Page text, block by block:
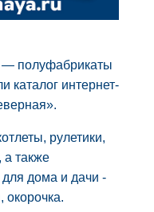
— полуфабрикаты
каталог интернет-
рулетики,
также
дома и дачи -
окорочка.